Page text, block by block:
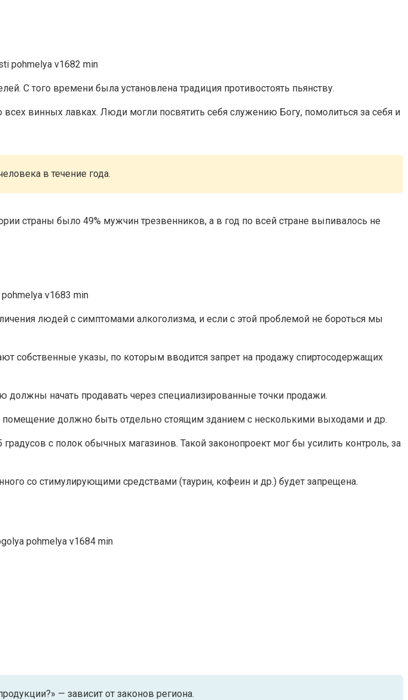
С того времени была установлена традиция противостоять пьянству.
винных лавках. Люди могли посвятить себя служению Богу, помолиться за себя и
в течение года.
страны было 49% мужчин трезвенников, а в год по всей стране выпивалось не
людей с симптомами алкоголизма, и если с этой проблемой не бороться мы
собственные указы, по которым вводится запрет на продажу спиртосодержащих
должны начать продавать через специализированные точки продажи.
должно быть отдельно стоящим зданием с несколькими выходами и др.
с полок обычных магазинов. Такой законопроект мог бы усилить контроль, за
со стимулирующими средствами (таурин, кофеин и др.) будет запрещена.
— зависит от законов региона.